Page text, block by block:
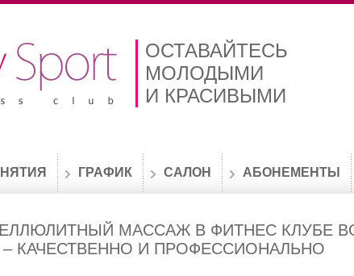
ОСТАВАЙТЕСЬ
МОЛОДЫМИ
И КРАСИВЫМИ
ГРАФИК САЛОН АБОНЕМЕНТЫ
МАССАЖ В ФИТНЕС КЛУБЕ
– КАЧЕСТВЕННО И ПРОФЕССИОНАЛЬНО